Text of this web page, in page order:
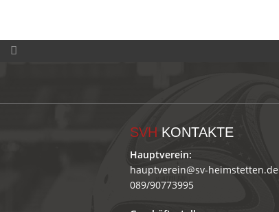
SVH KONTAKTE
Hauptverein:
hauptverein@sv-heimstetten.de
089/90773995